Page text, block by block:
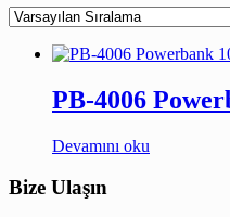
PB-4006
Devamını oku
Bize Ulaşın